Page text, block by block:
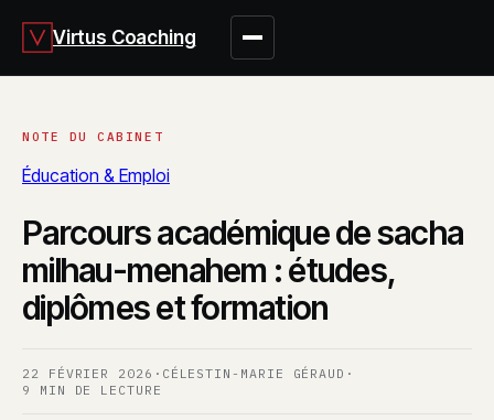
Virtus Coaching
Éducation & Emploi
Parcours académique de sacha
milhau-menahem : études,
diplômes et formation
22 FÉVRIER 2026 · CÉLESTIN-MARIE GÉRAUD ·
9 MIN DE LECTURE